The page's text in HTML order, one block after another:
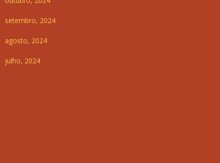
setembro, 2024
agosto, 2024
julho, 2024